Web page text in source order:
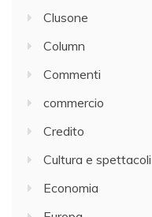
Clusone
Column
Commenti
commercio
Credito
Cultura e spettacoli
Economia